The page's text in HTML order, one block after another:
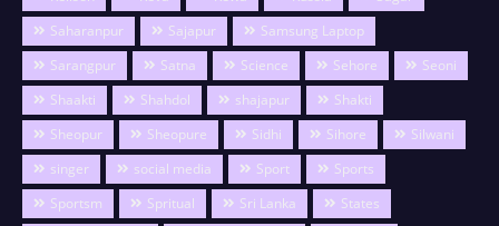
Saharanpur
Sajapur
Samsung Laptop
Sarangpur
Satna Science Sehore
Seoni
Shaakti
Shahdol shajapur
Shakti
Sheopur
Sheopure Sidhi Sihore
Silwani
singer
social media Sport
Sports
Sportsm
Spritual Sri Lanka
States